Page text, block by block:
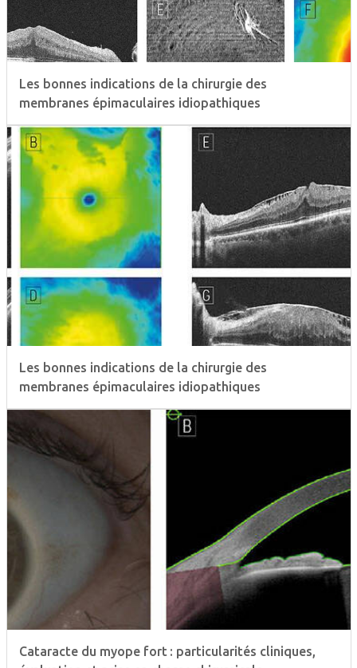
Les bonnes indications de la chirurgie des
membranes épimaculaires idiopathiques
Les bonnes indications de la chirurgie des
membranes épimaculaires idiopathiques
Cataracte du myope fort : particularités cliniques,